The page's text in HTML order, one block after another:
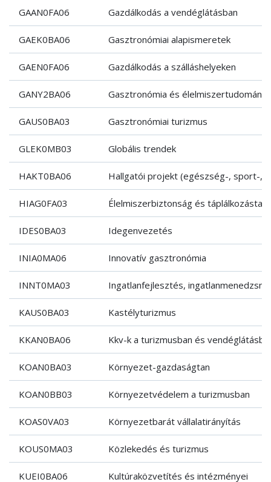
GAAN0FA06 Gazdálkodás a vendéglátásban
GAEK0BA06 Gasztronómiai alapismeretek
GAEN0FA06 Gazdálkodás a szálláshelyeken
GANY2BA06 Gasztronómia és élelmiszertudomány
GAUS0BA03 Gasztronómiai turizmus
GLEK0MB03 Globális trendek
HAKT0BA06 Hallgatói projekt (egészség-, sport-,
HIAG0FA03 Élelmiszerbiztonság és táplálkozástan
IDES0BA03 Idegenvezetés
INIA0MA06 Innovatív gasztronómia
INNT0MA03 Ingatlanfejlesztés,
KAUS0BA03 Kastélyturizmus
KKAN0BA06 Kkv-k a turizmusban és
KOAN0BA03 Környezet-gazdaságtan
KOAN0BB03 Környezetvédelem a turizmusban
KOAS0VA03 Környezetbarát vállalatirányítás
KOUS0MA03 Közlekedés és turizmus
KUEI0BA06 Kultúraközvetítés és intézményei